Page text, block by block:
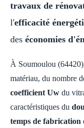
travaux de
l'efficacité
des économies
À Soumoulou
matériau, du nombre
coefficient Uw du
caractéristiques du
temps de fabrication